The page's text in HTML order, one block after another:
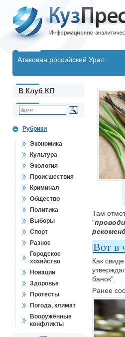
Атакован российский Урал
В Клуб КП
Рубрики
Экономика
Культура
Экология
Происшествия
Криминал
Общество
Политика
Выборы
Спорт
Разное
Городское
хозяйство
Новации
Здоровье
Протесты
Погода, климат
Вооружённые
конфликты
Там
"
Вот в
Как
банок".
Ранее